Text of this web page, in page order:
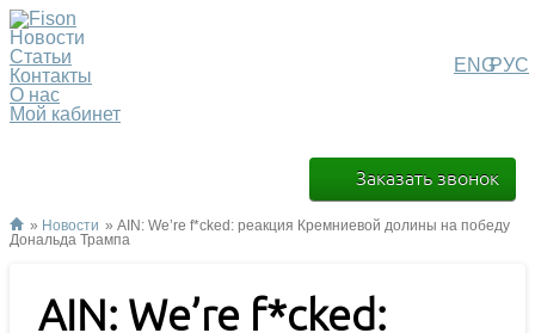
РУС
ENG
Новости
Статьи
Контакты
О нас
Мой кабинет
Заказать звонок
» Новости » AIN: We’re f*cked: реакция Кремниевой долины на победу
Дональда Трампа
AIN: We’re f*cked: